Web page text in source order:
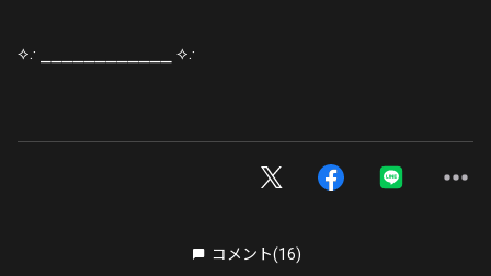
⟡.· ⎯⎯⎯⎯⎯⎯⎯⎯⎯⎯⎯⎯ ⟡.·
コメント(16)